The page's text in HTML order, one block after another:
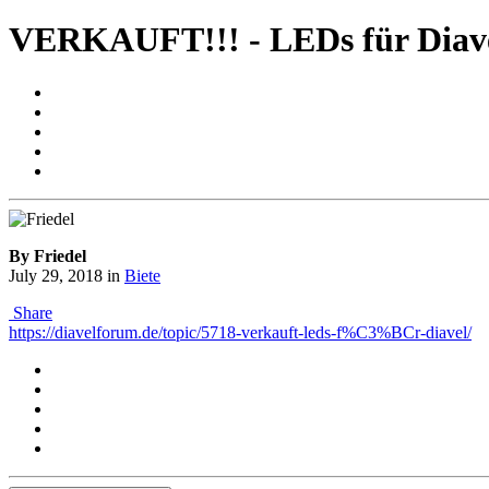
VERKAUFT!!! - LEDs für
By Friedel
July 29, 2018 in Biete
Share
https://diavelforum.de/topic/5718-verkauft-leds-f%C3%BCr-diavel/